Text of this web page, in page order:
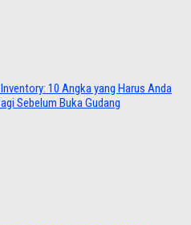
10 Angka yang Harus Anda
Sebelum Buka Gudang